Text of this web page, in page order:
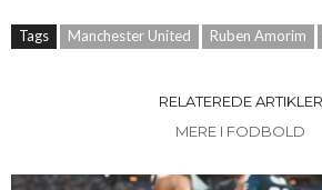
Tags Manchester United Ruben Amorim
RELATEREDE ARTIKLER
MERE I FODBOLD